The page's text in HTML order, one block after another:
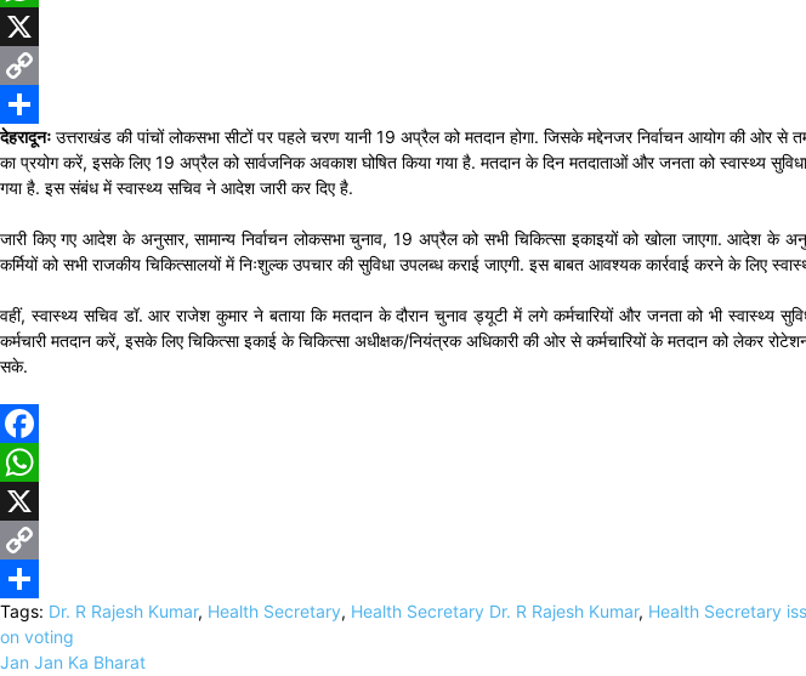
WhatsApp
X
Copy
Link
Share
देहरादूनः उत्तराखंड की पांचों लोकसभा सीटों पर पहले चरण यानी 19 अप्रैल को मतदान होगा. जिसके मद्देनजर निर्वाचन आयोग की ओर से
का प्रयोग करें, इसके लिए 19 अप्रैल को सार्वजनिक अवकाश घोषित किया गया है. मतदान के दिन मतदाताओं और जनता को स्वास्थ्य
गया है. इस संबंध में स्वास्थ्य सचिव ने आदेश जारी कर दिए है.
जारी किए गए आदेश के अनुसार, सामान्य निर्वाचन लोकसभा चुनाव, 19 अप्रैल को सभी चिकित्सा इकाइयों को खोला जाएगा. आदेश के
कर्मियों को सभी राजकीय चिकित्सालयों में निःशुल्क उपचार की सुविधा उपलब्ध कराई जाएगी. इस बाबत आवश्यक कार्रवाई करने के लिए
वहीं, स्वास्थ्य सचिव डॉ. आर राजेश कुमार ने बताया कि मतदान के दौरान चुनाव ड्यूटी में लगे कर्मचारियों और जनता को भी स्वास्थ्य
कर्मचारी मतदान करें, इसके लिए चिकित्सा इकाई के चिकित्सा अधीक्षक/नियंत्रक अधिकारी की ओर से कर्मचारियों के मतदान को लेकर
सके.
Facebook
WhatsApp
X
Copy
Link
Share
Tags: Dr. R Rajesh Kumar, Health Secretary, Health Secretary Dr. R Rajesh Kumar, Health Secretary
on voting
Jan Jan Ka Bharat